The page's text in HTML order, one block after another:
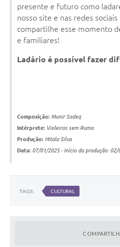
presente e futuro como
nosso site e nas redes
compartilhe esse momento
e familiares!
Ladário é possível fazer
Composição: Munir Sadeq
Intérprete: Violeiros sem Rumo
Produção: Hitalo Silva
Data: 07/01/2025 - Início da produção: 02/
TAGS: CULTURAL